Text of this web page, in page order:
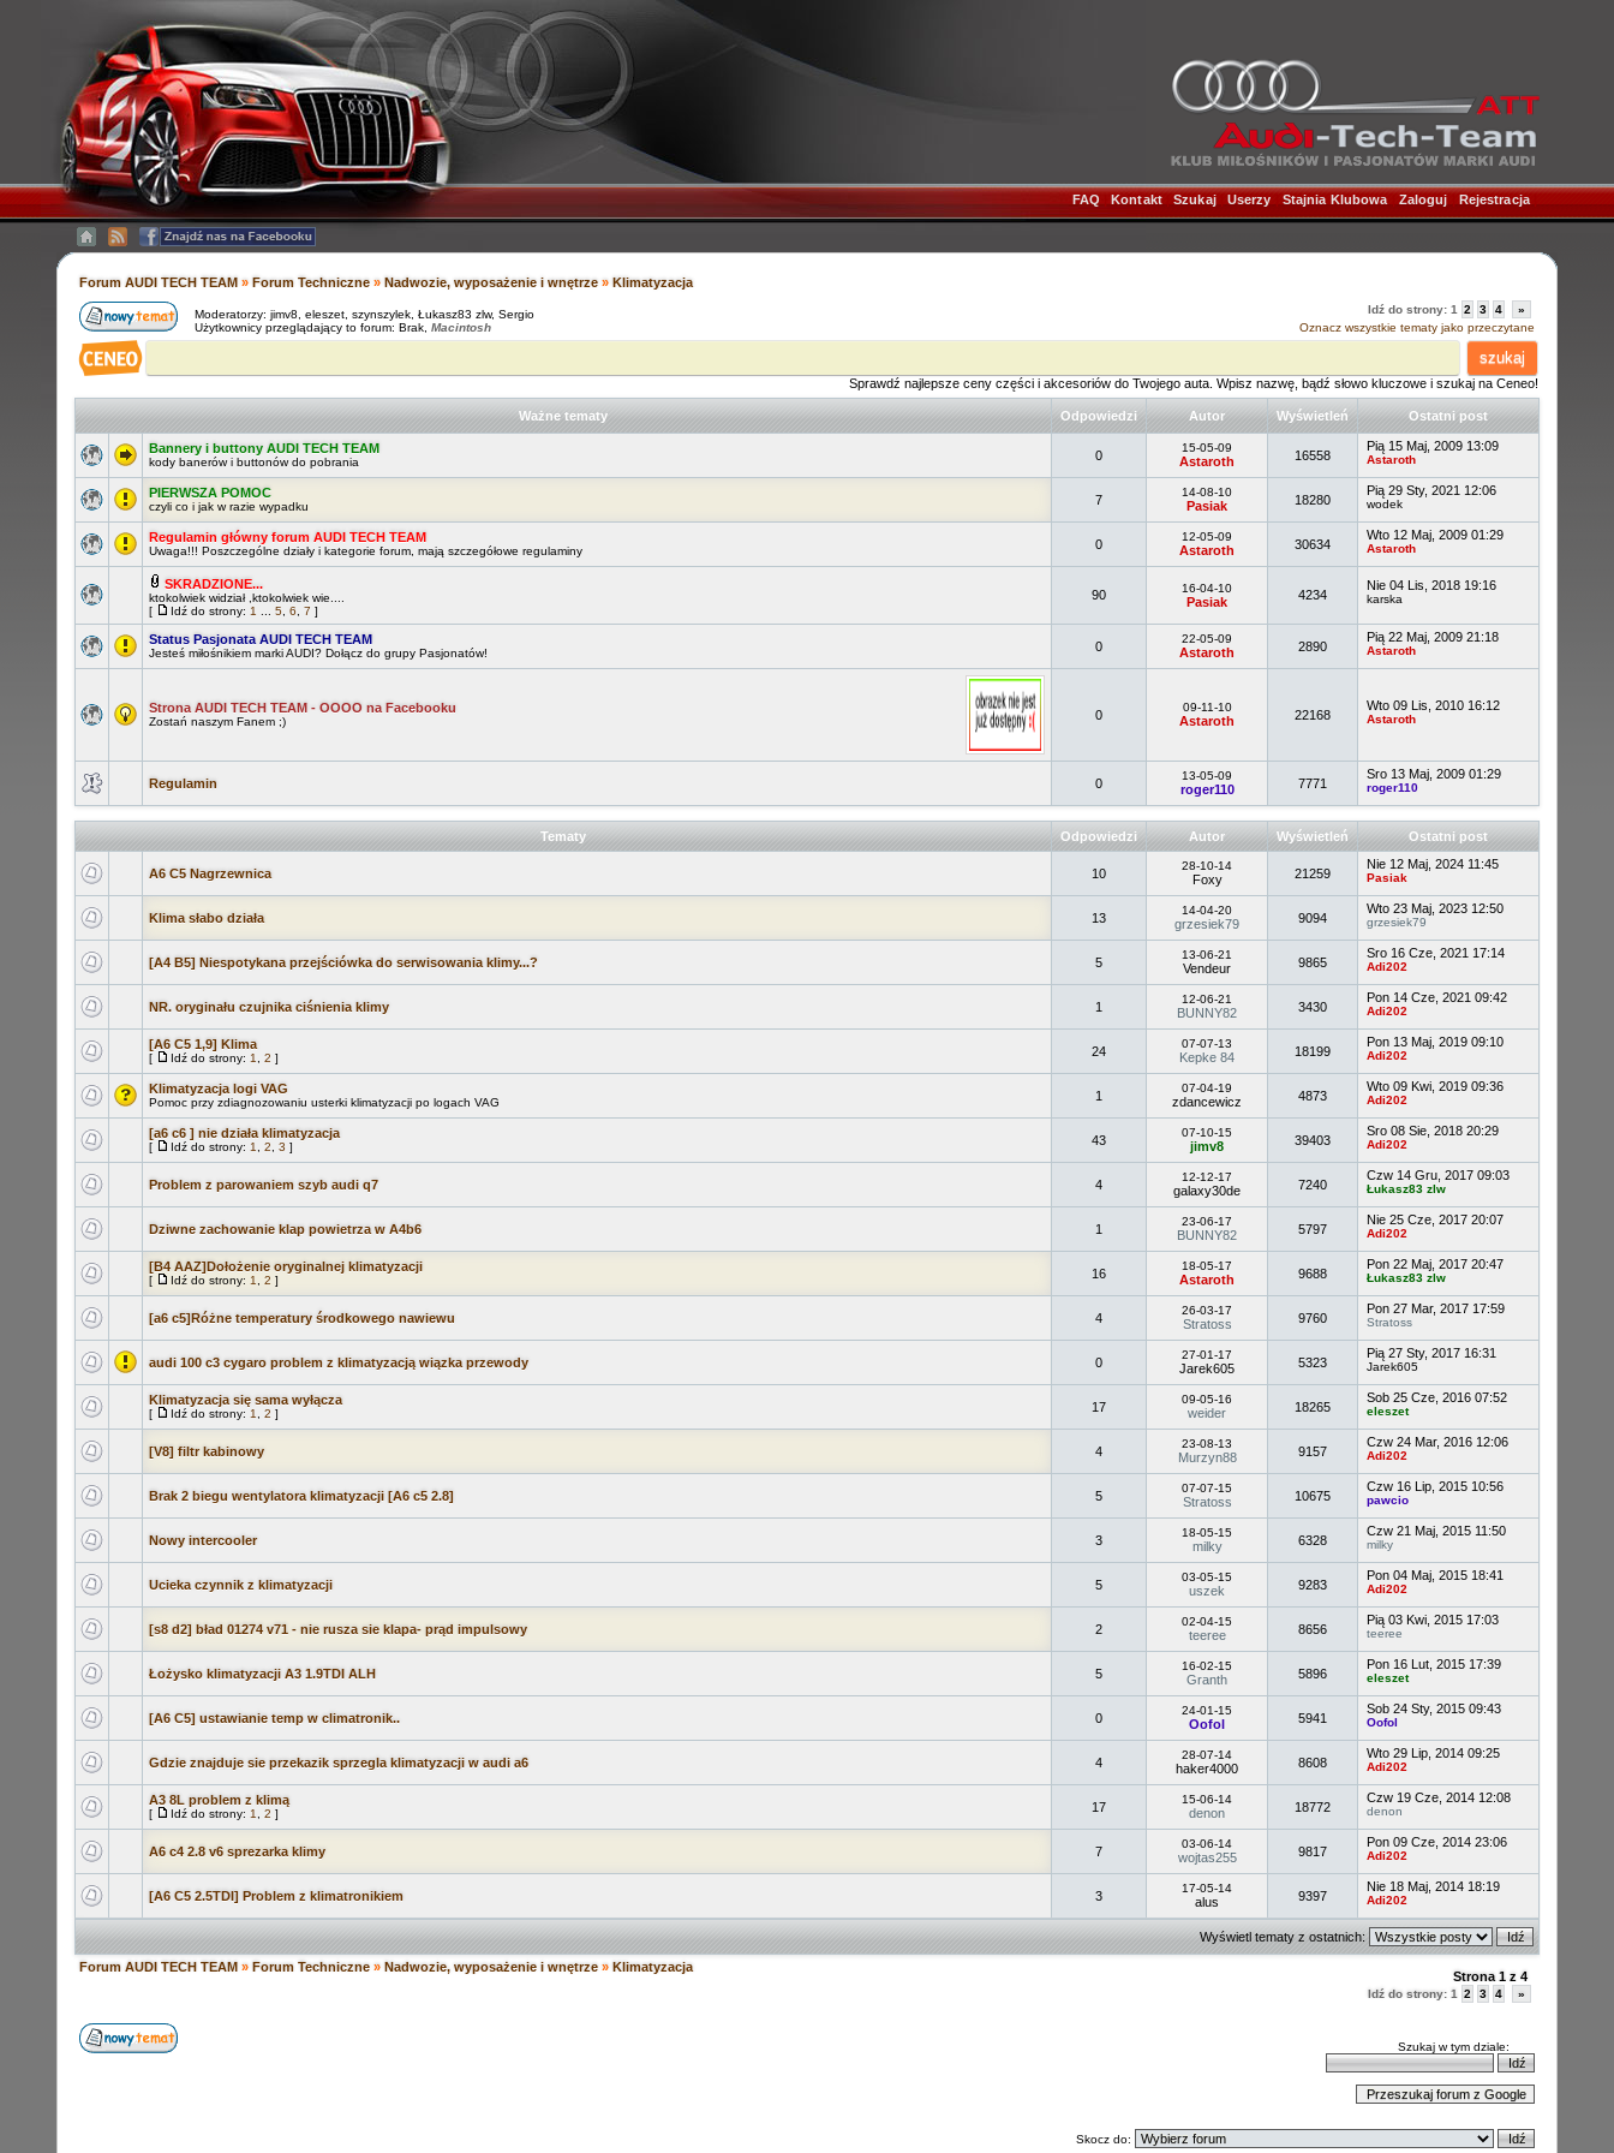
FAQ |Kontakt| Szukaj| Userzy Stajnia Klubowa Zaloguj Rejestracja
Forum AUDI TECH TEAM » Forum Techniczne » Nadwozie, wyposażenie i wnętrze » Klimatyzacja
Moderatorzy: jimv8 eleszet szynszylek Łukasz83 zlw, Sergio
Użytkownicy przeglądający to forum: Brak, Macintosh
Idź do strony: 1 2 3 4
»
Oznacz wszystkie tematy jako przeczytane
szukaj
Sprawdź najlepsze ceny części i akcesoriów do Twojego auta. Wpisz nazwę, bądź słowo kluczowe i szukaj na Ceneo!
Ważne tematy Odpowiedzi Autor Wyświetleń Ostatni post
Bannery i buttony AUDI TECH TEAM
kody banerów i buttonów do pobrania 0
15-05-09
Astaroth 16558
Pią 15 Maj, 2009 13:09
Astaroth
PIERWSZA POMOC
czyli co i jak w razie wypadku 7
14-08-10
Pasiak 18280
Pią 29 Sty, 2021 12:06
wodek
Regulamin główny forum AUDI TECH TEAM
Uwaga!!! Poszczególne działy i kategorie forum, mają szczegółowe regulaminy 0
12-05-09
Astaroth 30634
Wto 12 Maj, 2009 01:29
Astaroth
SKRADZIONE...
ktokolwiek widział ,ktokolwiek wie....
[
Idź do strony: 1 5 6 7 ]
90 16-04-10
Pasiak 4234
Nie 04 Lis, 2018 19:16
karska
Status Pasjonata AUDI TECH TEAM
Jesteś miłośnikiem marki AUDI? Dołącz do grupy Pasjonatów! 0
22-05-09
Astaroth 2890
Pią 22 Maj, 2009 21:18
Astaroth
Strona AUDI TECH TEAM - OOOO na Facebooku
Zostań naszym Fanem ;) 0
09-11-10
Astaroth 22168
Wto 09 Lis, 2010 16:12
Astaroth
Regulamin 0
13-05-09
roger110 7771
Sro 13 Maj, 2009 01:29
roger110
Tematy Odpowiedzi Autor Wyświetleń Ostatni post
A6 C5 Nagrzewnica 10
28-10-14
Foxy 21259
Nie 12 Maj, 2024 11:45
Pasiak
Klima słabo działa 13
14-04-20
grzesiek79 9094
Wto 23 Maj, 2023 12:50
grzesiek79
[A4 B5] Niespotykana przejściówka do serwisowania klimy...? 5
13-06-21
Vendeur 9865
Sro 16 Cze, 2021 17:14
Adi202
NR. oryginału czujnika ciśnienia klimy 1
12-06-21
BUNNY82 3430
Pon 14 Cze, 2021 09:42
Adi202
[A6 C5 1,9] Klima
[ Idź do strony: 1 2 ] 24
07-07-13
Kepke 84 18199
Pon 13 Maj, 2019 09:10
Adi202
Klimatyzacja logi VAG
Pomoc przy zdiagnozowaniu usterki klimatyzacji po logach VAG 1
07-04-19
zdancewicz 4873
Wto 09 Kwi, 2019 09:36
Adi202
[a6 c6 ] nie działa klimatyzacja
[ Idź do strony: 1 2 3 ] 43
07-10-15
jimv8 39403
Sro 08 Sie, 2018 20:29
Adi202
Problem z parowaniem szyb audi q7 4
12-12-17
galaxy30de 7240
Czw 14 Gru, 2017 09:03
Łukasz83 zlw
Dziwne zachowanie klap powietrza w A4b6 1
23-06-17
BUNNY82 5797
Nie 25 Cze, 2017 20:07
Adi202
[B4 AAZ]Dołożenie oryginalnej klimatyzacji
[ Idź do strony: 1 2 ] 16
18-05-17
Astaroth 9688
Pon 22 Maj, 2017 20:47
Łukasz83 zlw
[a6 c5]Różne temperatury środkowego nawiewu 4
26-03-17
Stratoss 9760
Pon 27 Mar, 2017 17:59
Stratoss
audi 100 c3 cygaro problem z klimatyzacją wiązka przewody 0
27-01-17
Jarek605 5323
Pią 27 Sty, 2017 16:31
Jarek605
Klimatyzacja się sama wyłącza
[ Idź do strony: 1 2 ] 17
09-05-16
weider 18265
Sob 25 Cze, 2016 07:52
eleszet
[V8] filtr kabinowy 4
23-08-13
Murzyn88 9157
Czw 24 Mar, 2016 12:06
Adi202
Brak 2 biegu wentylatora klimatyzacji [A6 c5 2.8] 5
07-07-15
Stratoss 10675
Czw 16 Lip, 2015 10:56
pawcio
Nowy intercooler 3
18-05-15
milky 6328
Czw 21 Maj, 2015 11:50
milky
Ucieka czynnik z klimatyzacji 5
03-05-15
uszek 9283
Pon 04 Maj, 2015 18:41
Adi202
[s8 d2] bład 01274 v71 - nie rusza sie klapa- prąd impulsowy 2
02-04-15
teeree 8656
Pią 03 Kwi, 2015 17:03
teeree
Łożysko klimatyzacji A3 1.9TDI ALH 5
16-02-15
Granth 5896
Pon 16 Lut, 2015 17:39
eleszet
[A6 C5] ustawianie temp w climatronik.. 0
24-01-15
Oofol 5941
Sob 24 Sty, 2015 09:43
Oofol
Gdzie znajduje sie przekazik sprzegla klimatyzacji w audi a6 4
28-07-14
haker4000 8608
Wto 29 Lip, 2014 09:25
Adi202
A3 8L problem z klimą
[ Idź do strony: 1 2 ] 17
15-06-14
denon 18772
Czw 19 Cze, 2014 12:08
denon
A6 c4 2.8 v6 sprezarka klimy 7
03-06-14
wojtas255 9817
Pon 09 Cze, 2014 23:06
Adi202
[A6 C5 2.5TDI] Problem z klimatronikiem 3
17-05-14
alus 9397
Nie 18 Maj, 2014 18:19
Adi202
Wyświetl tematy z ostatnich:
Forum AUDI TECH TEAM » Forum Techniczne » Nadwozie, wyposażenie i wnętrze » Klimatyzacja
Strona 1 z 4
Idź do strony: 1 2 3 4 »
Szukaj w tym dziale:
Skocz do: